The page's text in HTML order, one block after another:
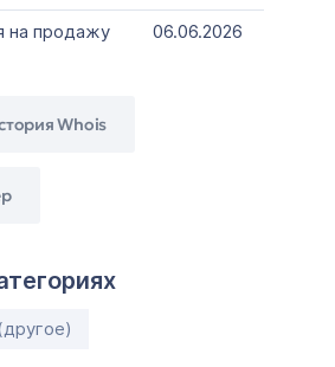
на продажу
06.06.2026
Whois